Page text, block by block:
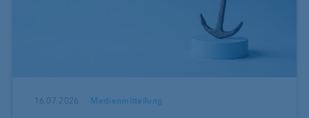
16.07.2026 Medienmitteilung